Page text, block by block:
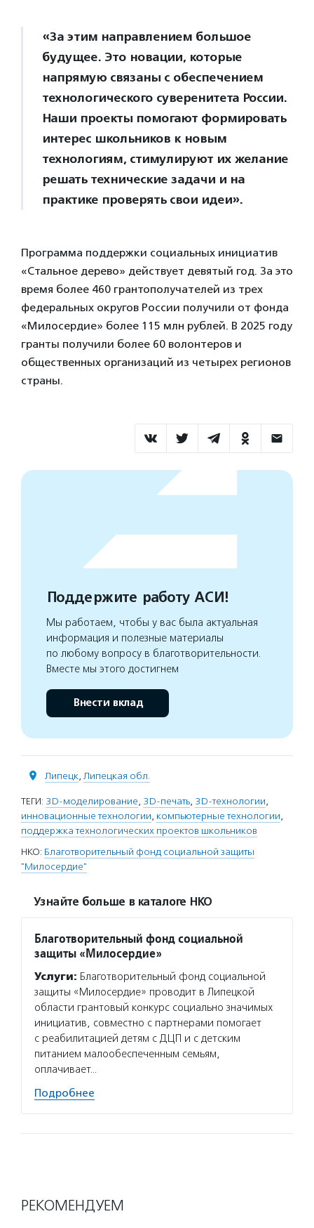
«За этим направлением большое
будущее. Это новации, которые
напрямую связаны с обеспечением
технологического суверенитета России.
Наши проекты помогают формировать
интерес школьников к новым
технологиям, стимулируют их желание
решать технические задачи и на
практике проверять свои идеи».
Программа поддержки социальных инициатив
«Стальное дерево» действует девятый год. За это
время более 460 грантополучателей из трех
федеральных округов России получили от фонда
«Милосердие» более 115 млн рублей. В 2025 году
гранты получили более 60 волонтеров и
общественных организаций из четырех регионов
страны.
Поддержите работу АСИ!
Мы работаем, чтобы у вас была актуальная
информация и полезные материалы
по любому вопросу в благотворительности.
Вместе мы этого достигнем
Внести вклад
Липецк, Липецкая обл.
ТЕГИ: 3D-моделирование, 3D-печать, 3D-технологии,
инновационные технологии, компьютерные технологии,
поддержка технологических проектов школьников
НКО: Благотворительный фонд социальной защиты
"Милосердие"
Узнайте больше в каталоге НКО
Благотворительный фонд социальной
защиты «Милосердие»
Услуги: Благотворительный фонд социальной
защиты «Милосердие» проводит в Липецкой
области грантовый конкурс социально значимых
инициатив, совместно с партнерами помогает
с реабилитацией детям с ДЦП и с детским
питанием малообеспеченным семьям,
оплачивает…
Подробнее
РЕКОМЕНДУЕМ